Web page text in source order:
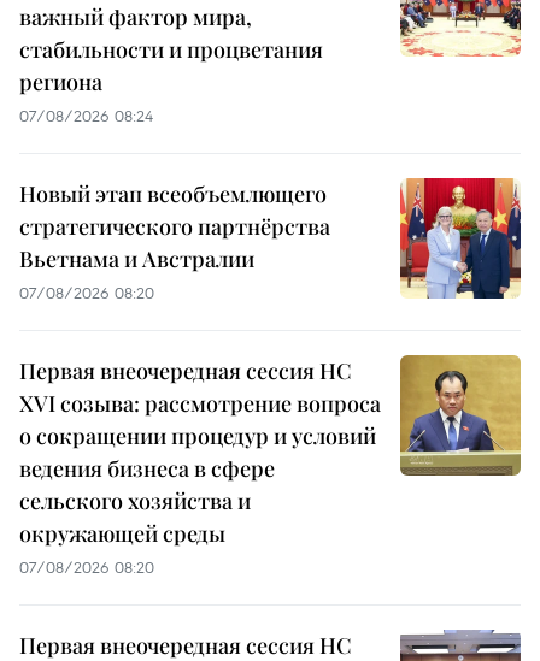
важный фактор мира,
стабильности и процветания
региона
07/08/2026 08:24
Новый этап всеобъемлющего
стратегического партнёрства
Вьетнама и Австралии
07/08/2026 08:20
Первая внеочередная сессия НС
XVI созыва: рассмотрение вопроса
о сокращении процедур и условий
ведения бизнеса в сфере
сельского хозяйства и
окружающей среды
07/08/2026 08:20
Первая внеочередная сессия НС